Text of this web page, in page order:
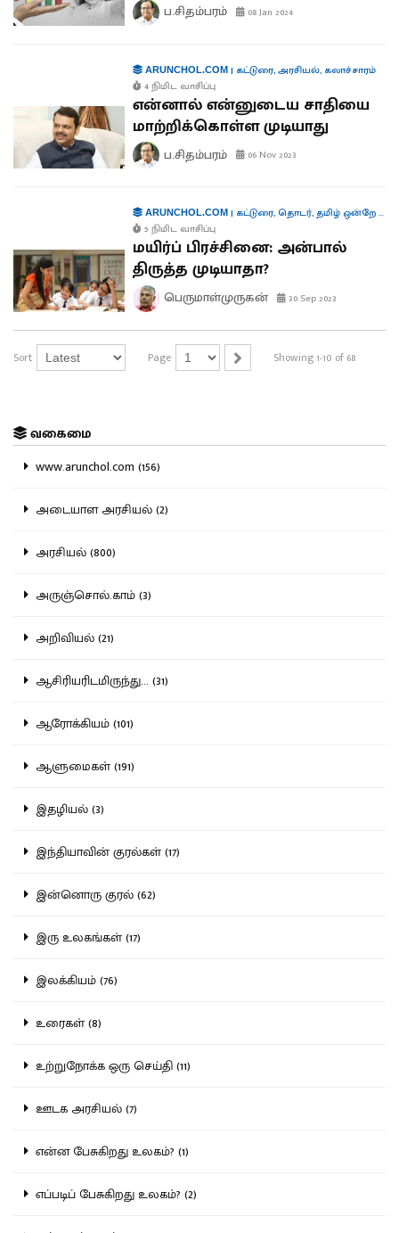
ப.சிதம்பரம் 08 Jan 2024
ARUNCHOL.COM| கட்டுரை,அரசியல், கலாச்சாரம்
4 நிமிட வாசிப்பு
என்னால் என்னுடைய சாதியை
மாற்றிக்கொள்ள முடியாது
ப.சிதம்பரம் 06 Nov 2023
ARUNCHOL.COM| கட்டுரை,தொடர்,தமிழ் ஒன்றே போதும்
5 நிமிட வாசிப்பு
மயிர்ப் பிரச்சினை: அன்பால்
திருத்த முடியாதா?
பெருமாள்முருகன் 30 Sep 2023
Sort Page Showing 1-10 of 68
வகைமை
www.arunchol.com (156)
அடையாள அரசியல் (2)
அரசியல் (800)
அருஞ்சொல்.காம் (3)
அறிவியல் (21)
ஆசிரியரிடமிருந்து... (31)
ஆரோக்கியம் (101)
ஆளுமைகள் (191)
இதழியல் (3)
இந்தியாவின் குரல்கள் (17)
இன்னொரு குரல் (62)
இரு உலகங்கள் (17)
இலக்கியம் (76)
உரைகள் (8)
உற்றுநோக்க ஒரு செய்தி (11)
ஊடக அரசியல் (7)
என்ன பேசுகிறது உலகம்? (1)
எப்படிப் பேசுகிறது உலகம்? (2)